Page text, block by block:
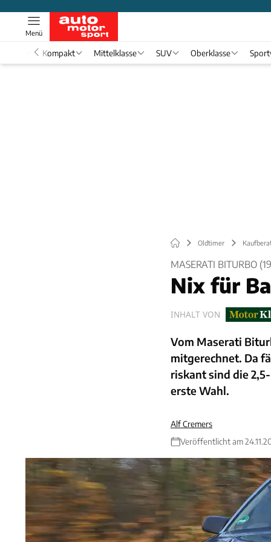
Menü
Kompakt Mittelklasse SUV Oberklasse
Oldtimer
MASERATI BITURBO
Nix für
INHALT VON
Vom Maserati
mitgerechnet. Da
riskant sind die
erste Wahl.
Alf Cremers
Veröffentlicht am